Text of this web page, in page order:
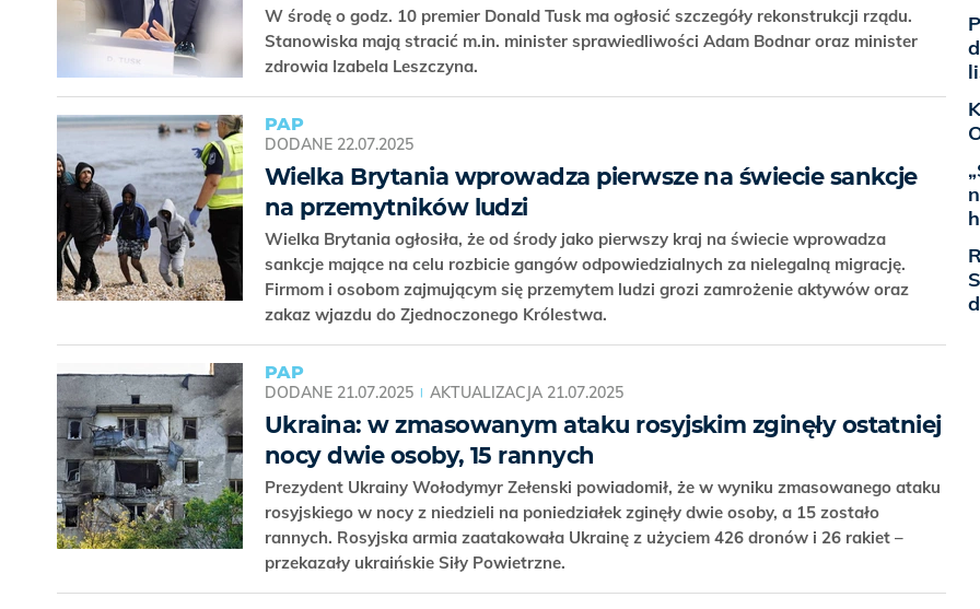
W środę o godz. 10 premier Donald Tusk ma ogłosić szczegóły rekonstrukcji rządu.
Stanowiska mają stracić m.in. minister sprawiedliwości Adam Bodnar oraz minister
zdrowia Izabela Leszczyna.
PAP
DODANE 22.07.2025
Wielka Brytania wprowadza pierwsze na świecie sankcje
na przemytników ludzi
Wielka Brytania ogłosiła, że od środy jako pierwszy kraj na świecie wprowadza
sankcje mające na celu rozbicie gangów odpowiedzialnych za nielegalną migrację.
Firmom i osobom zajmującym się przemytem ludzi grozi zamrożenie aktywów oraz
zakaz wjazdu do Zjednoczonego Królestwa.
PAP
DODANE 21.07.2025 AKTUALIZACJA 21.07.2025
Ukraina: w zmasowanym ataku rosyjskim zginęły ostatniej
nocy dwie osoby, 15 rannych
Prezydent Ukrainy Wołodymyr Zełenski powiadomił, że w wyniku zmasowanego ataku
rosyjskiego w nocy z niedzieli na poniedziałek zginęły dwie osoby, a 15 zostało
rannych. Rosyjska armia zaatakowała Ukrainę z użyciem 426 dronów i 26 rakiet –
przekazały ukraińskie Siły Powietrzne.